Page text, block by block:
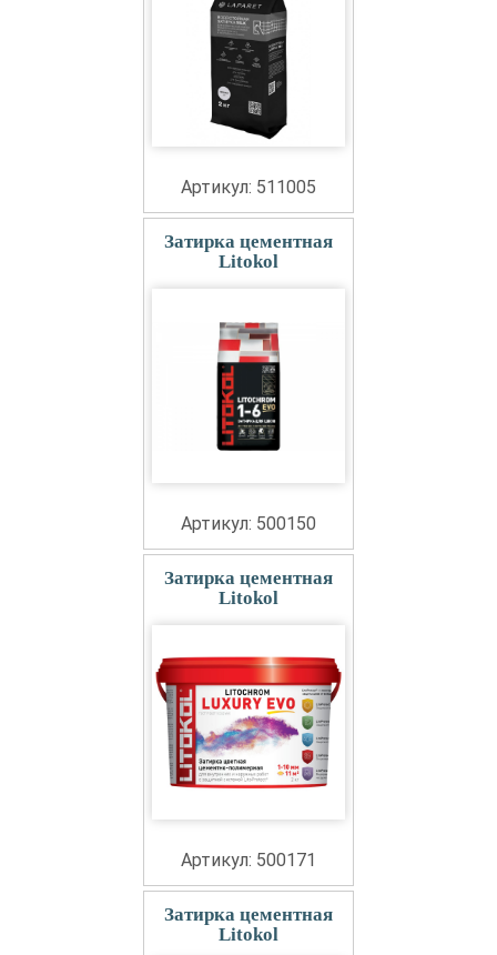
Артикул: 511005
Затирка цементная
Litokol
Артикул: 500150
Затирка цементная
Litokol
Артикул: 500171
Затирка цементная
Litokol